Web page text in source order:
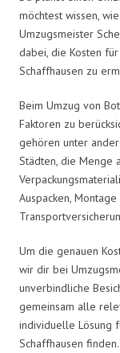
möchtest wissen,
Umzugsmeister
dabei, die Kosten
Schaffhausen zu
Beim Umzug von
Faktoren zu
gehören unter
Städten, die Menge
Auspacken,
Um die genauen
wir dir bei
unverbindliche
gemeinsam alle
individuelle Lösung
Schaffhausen